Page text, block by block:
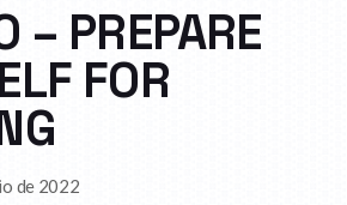
– PREPARE
FOR
de 2022